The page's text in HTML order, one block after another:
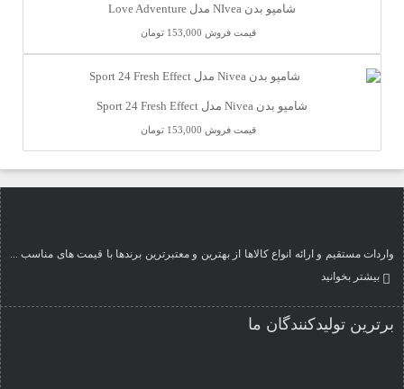
شامپو بدن NIvea مدل Love Adventure
قیمت فروش 153,000 تومان
شامپو بدن Nivea مدل Sport 24 Fresh Effect
قیمت فروش 153,000 تومان
واردات مستقیم و ارائه انواع کالاها از بهترین و معتبرترین برندها با قیمت های مناسب ...
بیشتر بخوانید
برترین تولیدکنندگان ما